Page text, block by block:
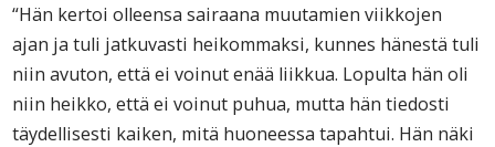
“Hän kertoi olleensa sairaana muutamien viikkojen
ajan ja tuli jatkuvasti heikommaksi, kunnes hänestä tuli
niin avuton, että ei voinut enää liikkua. Lopulta hän oli
niin heikko, että ei voinut puhua, mutta hän tiedosti
täydellisesti kaiken, mitä huoneessa tapahtui. Hän näki